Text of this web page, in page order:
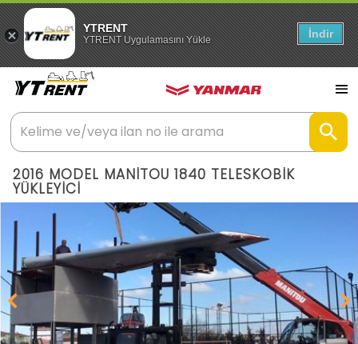
YTRENT
YTRENT Uygulamasını Yükle İndir
2016 MODEL MANİTOU 1840 TELESKOBİK
YÜKLEYİCİ